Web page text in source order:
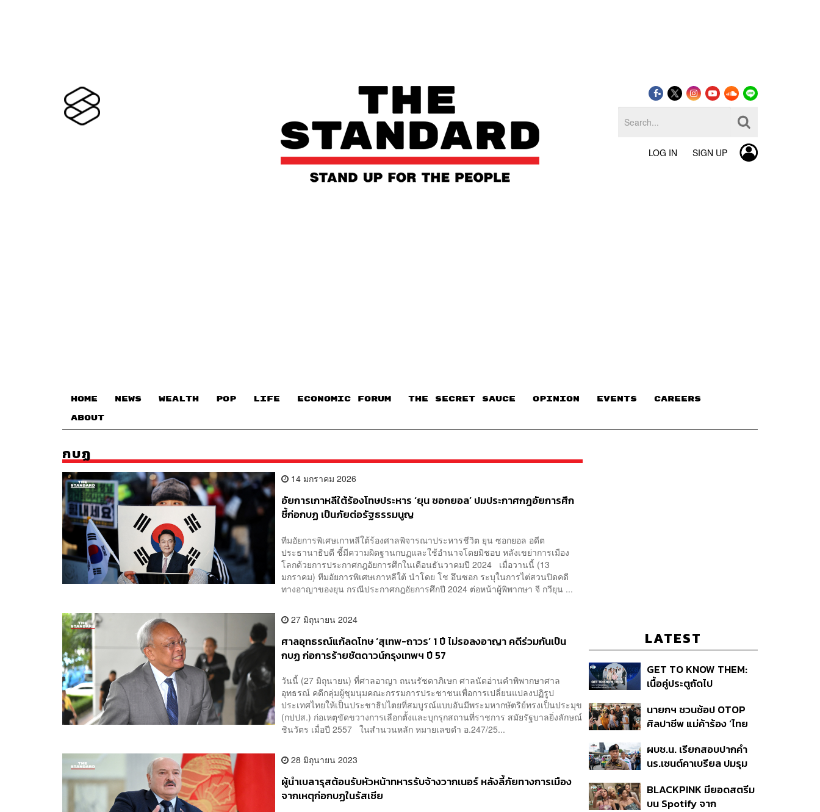
LOG IN SIGN UP
HOME NEWS WEALTH POP LIFE ECONOMIC FORUM THE SECRET SAUCE​ OPINION EVENTS CAREERS
ABOUT
กบฏ
14 มกราคม 2026
อัยการเกาหลีใต้ร้องโทษประหาร ‘ยุน ซอกยอล’ ปมประกาศกฎอัยการศึก
ชี้ก่อกบฏ เป็นภัยต่อรัฐธรรมนูญ
ทีมอัยการพิเศษเกาหลีใต้ร้องศาลพิจารณาประหารชีวิต ยุน ซอกยอล อดีต
ประธานาธิบดี ชี้มีความผิดฐานกบฏและใช้อำนาจโดยมิชอบ หลังเขย่าการเมือง
โลกด้วยการประกาศกฎอัยการศึกในเดือนธันวาคมปี 2024 เมื่อวานนี้ (13
มกราคม) ทีมอัยการพิเศษเกาหลีใต้ นำโดย โช อึนซอก ระบุในการไต่สวนปิดคดี
ทางอาญาของยุน กรณีประกาศกฎอัยการศึกปี 2024 ต่อหน้าผู้พิพากษา จี กวียุน ...
27 มิถุนายน 2024
ศาลอุทธรณ์แก้ลดโทษ ‘สุเทพ-ถาวร’ 1 ปี ไม่รอลงอาญา คดีร่วมกันเป็น
กบฏ ก่อการร้ายชัตดาวน์กรุงเทพฯ ปี 57
วันนี้ (27 มิถุนายน) ที่ศาลอาญา ถนนรัชดาภิเษก ศาลนัดอ่านคำพิพากษาศาล
อุทธรณ์ คดีกลุ่มผู้ชุมนุมคณะกรรมการประชาชนเพื่อการเปลี่ยนแปลงปฏิรูป
ประเทศไทยให้เป็นประชาธิปไตยที่สมบูรณ์แบบอันมีพระมหากษัตริย์ทรงเป็นประมุข
(กปปส.) ก่อเหตุขัดขวางการเลือกตั้งและบุกรุกสถานที่ราชการ สมัยรัฐบาลยิ่งลักษณ์
ชินวัตร เมื่อปี 2557 ในสำนวนหลัก หมายเลขดำ อ.247/25...
28 มิถุนายน 2023
ผู้นำเบลารุสต้อนรับหัวหน้าทหารรับจ้างวากเนอร์ หลังลี้ภัยทางการเมือง
จากเหตุก่อกบฏในรัสเซีย
LATEST
GET TO KNOW THEM:
เนื้อคู่ประตูถัดไป
นายกฯ ชวนช้อป OTOP
ศิลปาชีพ แม่ค้าร้อง ‘ไทย
ถามมีต่อไหม นายกฯ ตอบ
‘เดี๋ยวจะพยายาม’
ผบช.น. เรียกสอบปากคำ
นร.เซนต์คาเบรียล ปมรุม
ดำเนินคดีแล้ว
BLACKPINK มียอดสตรีม
บน Spotify จาก